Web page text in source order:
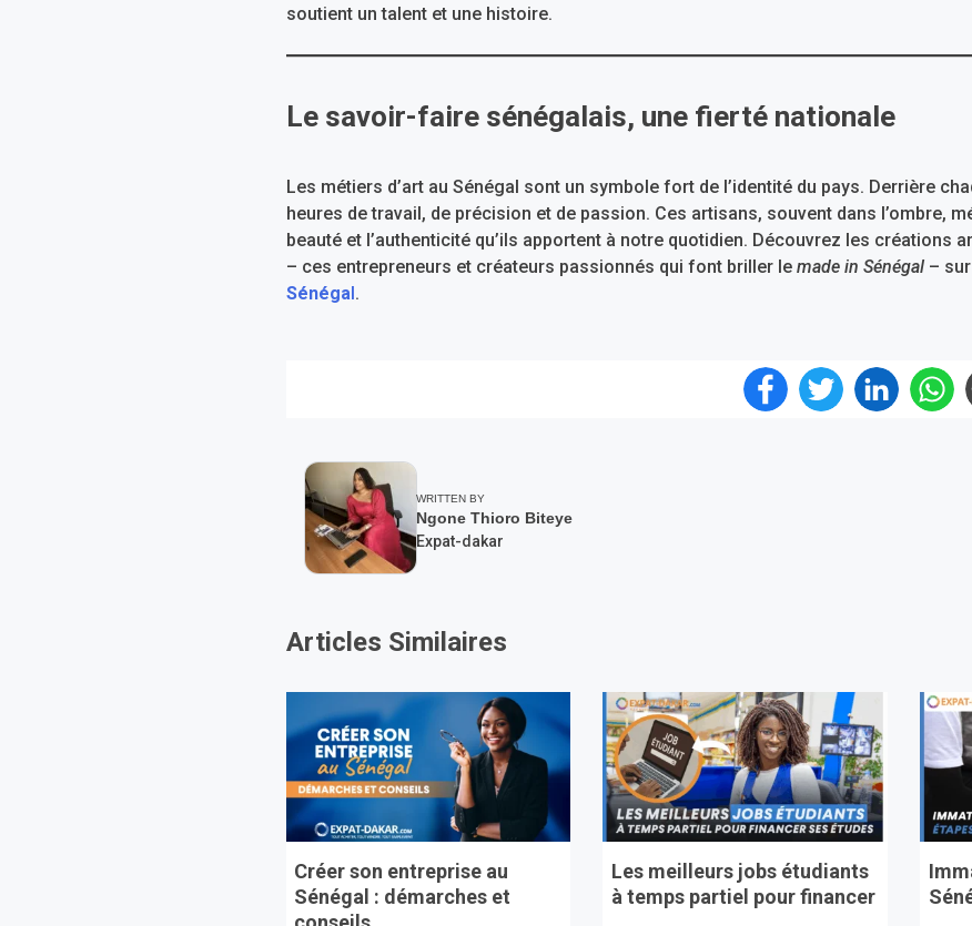
soutient un talent et une histoire.
Le savoir-faire sénégalais, une fierté nationale
Les métiers d’art au Sénégal sont un symbole fort de l’identité du pays. Derrière
heures de travail, de précision et de passion. Ces artisans, souvent dans l’ombre,
beauté et l’authenticité qu’ils apportent à notre quotidien. Découvrez les créations
– ces entrepreneurs et créateurs passionnés qui font briller le made in Sénégal– sur
Sénégal .
WRITTEN BY
Ngone Thioro Biteye
Expat-dakar
Articles Similaires
Créer son entreprise au
Sénégal : démarches et
Les meilleurs jobs étudiants
à temps partiel pour financer